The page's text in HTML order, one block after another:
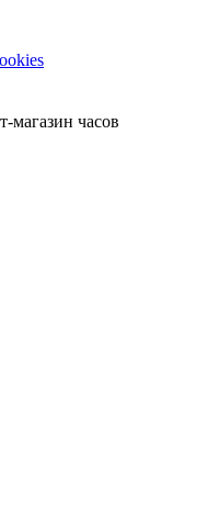
магазин часов